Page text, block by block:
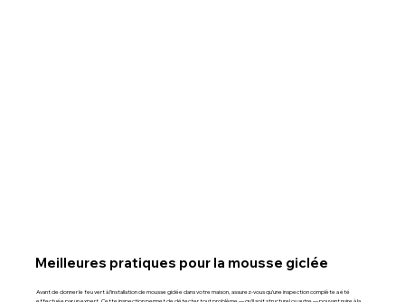
Meilleures pratiques pour la mousse giclée
Avant de donner le feu vert à l’installation de mousse giclée dans votre maison, assurez-vous qu’une inspection complète a été